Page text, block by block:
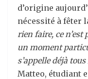
d’origine
nécessité à fêter
rien faire, ce n’est
un moment
s’appelle déjà
Matteo, étudiant